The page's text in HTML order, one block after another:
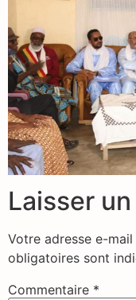
Laisser
Votre adresse e-
obligatoires sont
Commentaire *